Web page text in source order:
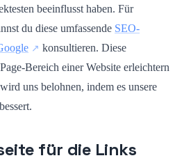
beeinflusst haben. Für
du diese umfassende SEO-
konsultieren. Diese
Bereich einer Website erleichtern
uns belohnen, indem es unsere
für die Links